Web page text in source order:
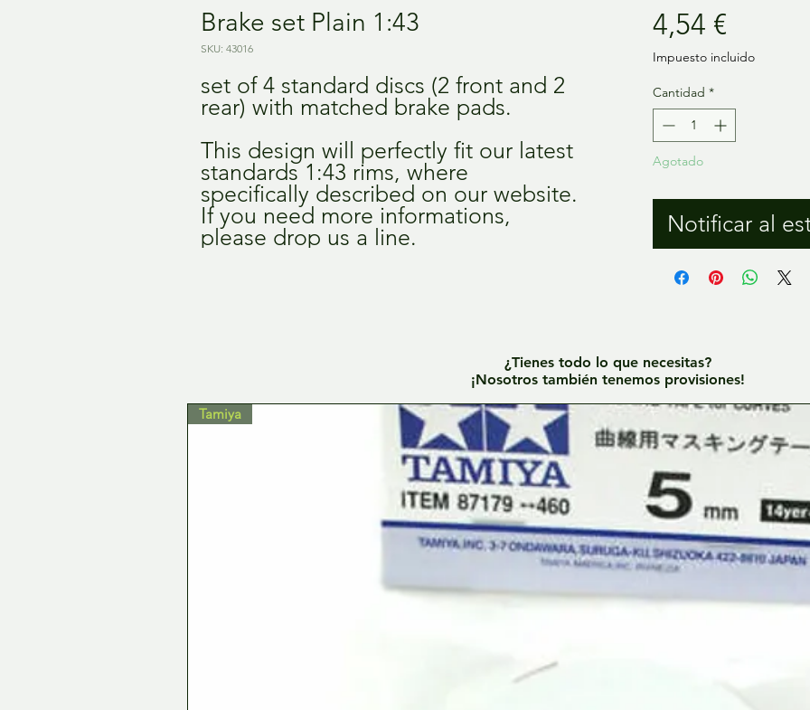
Brake set Plain 1:43
SKU: 43016
set of 4 standard discs (2 front and 2
rear) with matched brake pads.
This design will perfectly fit our latest
standards 1:43 rims, where
specifically described on our website.
If you need more informations,
please drop us a line.
4,54 €Precio
Impuesto incluido
Cantidad *
Agotado
Notificar al
¿Tienes todo lo que necesitas?
¡Nosotros también tenemos provisiones!
Tamiya